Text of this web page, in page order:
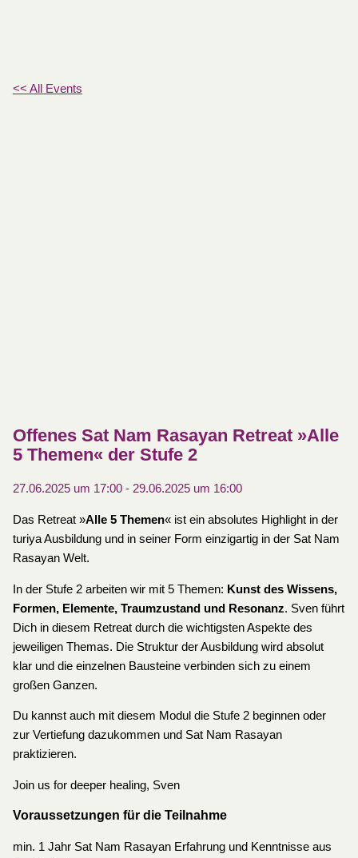
<< All Events
Offenes Sat Nam Rasayan Retreat »Alle
5 Themen« der Stufe 2
27.06.2025 um 17:00- 29.06.2025 um 16:00
Das Retreat »Alle 5 Themen« ist ein absolutes Highlight in der
turiya Ausbildung und in seiner Form einzigartig in der Sat Nam
Rasayan Welt.
In der Stufe 2 arbeiten wir mit 5 Themen: Kunst des Wissens,
Formen, Elemente, Traumzustand und Resonanz. Sven führt
Dich in diesem Retreat durch die wichtigsten Aspekte des
jeweiligen Themas. Die Struktur der Ausbildung wird absolut
klar und die einzelnen Bausteine verbinden sich zu einem
großen Ganzen.
Du kannst auch mit diesem Modul die Stufe 2 beginnen oder
zur Vertiefung dazukommen und Sat Nam Rasayan
praktizieren.
Join us for deeper healing, Sven
Voraussetzungen für die Teilnahme
min. 1 Jahr Sat Nam Rasayan Erfahrung und Kenntnisse aus